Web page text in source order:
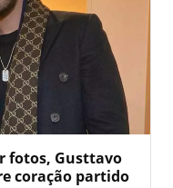
fotos, Gusttavo
coração partido